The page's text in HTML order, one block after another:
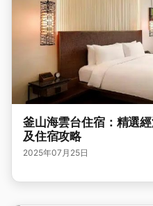
釜山海雲台住宿：精選
及住宿攻略
2025年07月25日